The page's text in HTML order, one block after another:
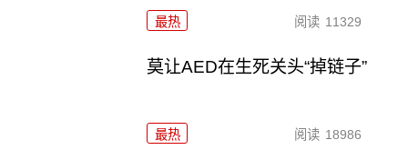
最热 阅读 11329
莫让AED在生死关头“掉链子”
最热 阅读 18986